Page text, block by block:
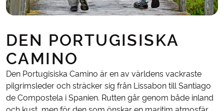
DEN PORTUGISISKA
CAMINO
Den Portugisiska Camino är en av världens vackraste
pilgrimsleder och sträcker sig från Lissabon till Santiago
de Compostela i Spanien. Rutten går genom både inland